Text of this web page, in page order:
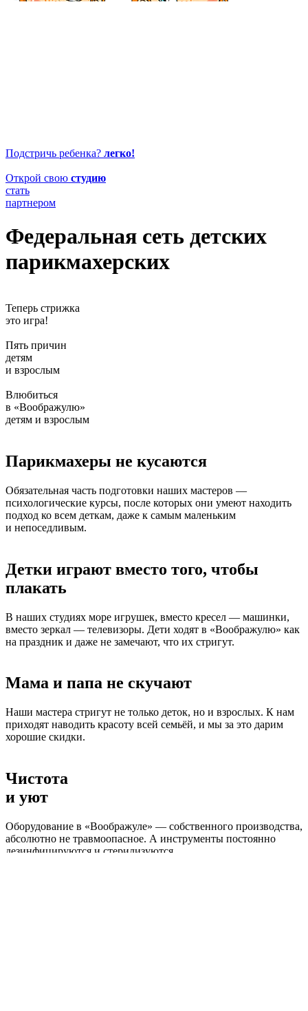
Подстричь ребенка? легко!
Открой свою студию
стать
партнером
Федеральная сеть детских
парикмахерских
Теперь стрижка
это игра!
Пять причин
детям
и взрослым
Влюбиться
в «Воображулю»
детям и взрослым
Парикмахеры не кусаются
Обязательная часть подготовки наших мастеров —
психологические курсы, после которых они умеют находить
подход ко всем деткам, даже к самым маленьким
и непоседливым.
Детки играют вместо того, чтобы
плакать
В наших студиях море игрушек, вместо кресел — машинки,
вместо зеркал — телевизоры. Дети ходят в «Воображулю» как
на праздник и даже не замечают, что их стригут.
Мама и папа не скучают
Наши мастера стригут не только деток, но и взрослых. К нам
приходят наводить красоту всей семьёй, и мы за это дарим
хорошие скидки.
Чистота
и уют
Оборудование в «Воображуле» — собственного производства,
абсолютно не травмоопасное. А инструменты постоянно
дезинфицируются и стерилизуются.